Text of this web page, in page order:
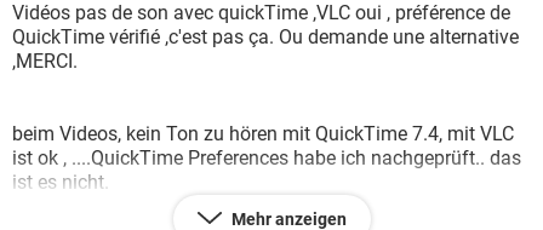
WHATSAPP TIKTOK
FACEBOOK
WINDOWS 10 INSTAGRAM
Vidéos pas de son avec quickTime ,VLC oui , préférence de
QuickTime vérifié ,c'est pas ça. Ou demande une alternative
,MERCI.
beim Videos, kein Ton zu hören mit QuickTime 7.4, mit VLC
ist ok , ....QuickTime Preferences habe ich nachgeprüft.. das
ist es nicht.
eine andere Lösungsalternative ist gewünscht ;-)
Mehr anzeigen